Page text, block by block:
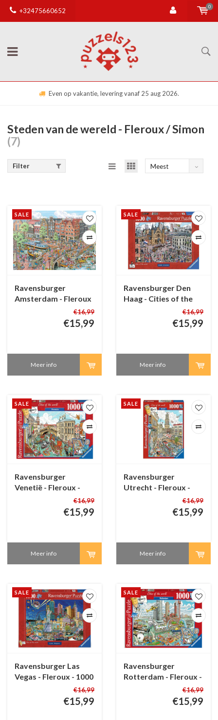
+32475660652
0
Even op vakantie, levering vanaf 25 aug 2026.
Steden van de wereld - Fleroux / Simon
(7)
Filter
Meest
SALE
Ravensburger
Amsterdam - Fleroux
€16,99
€15,99
Meer info
SALE
Ravensburger Den
Haag - Cities of the
World - 1000 stukjes
€16,99
€15,99
Meer info
SALE
Ravensburger
Venetië - Fleroux -
€16,99
€15,99
Meer info
SALE
Ravensburger
Utrecht - Fleroux -
€16,99
€15,99
Meer info
SALE
Ravensburger Las
Vegas - Fleroux - 1000
€16,99
€15,99
SALE
Ravensburger
Rotterdam - Fleroux -
€16,99
€15,99